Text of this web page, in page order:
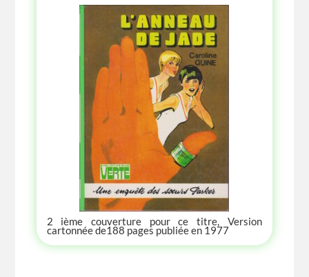
2 ième couverture pour ce titre, Version
cartonnée de188 pages publiée en 1977